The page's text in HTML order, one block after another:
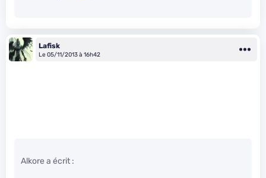
Lafisk
Le 05/11/2013 à 16h42
Alkore a écrit :